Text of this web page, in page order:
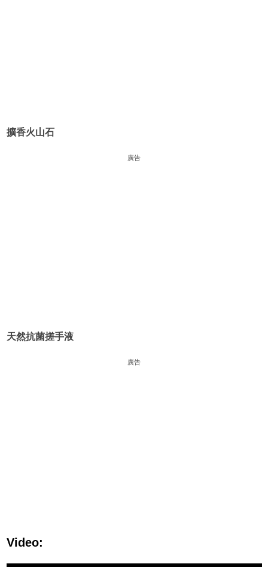
擴香火山石
廣告
天然抗菌搓手液
廣告
Video: